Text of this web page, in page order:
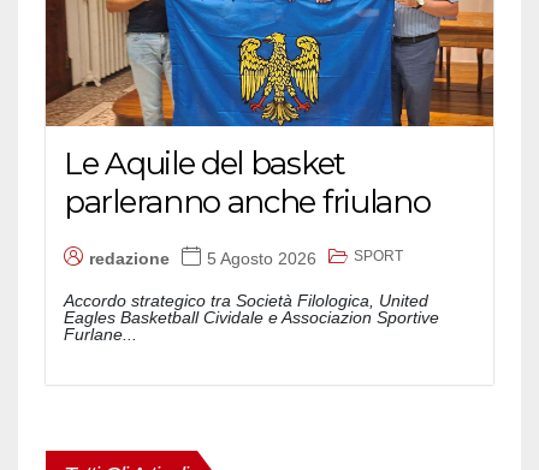
Le Aquile del basket
parleranno anche friulano
redazione 5 Agosto 2026 SPORT
Accordo strategico tra Società Filologica, United
Eagles Basketball Cividale e Associazion Sportive
Furlane...